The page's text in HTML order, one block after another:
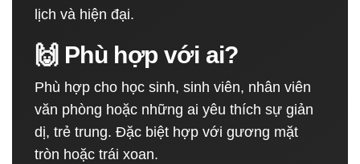
lịch và hiện đại.
🙌 Phù hợp với ai?
Phù hợp cho học sinh, sinh viên, nhân viên
văn phòng hoặc những ai yêu thích sự giản
dị, trẻ trung. Đặc biệt hợp với gương mặt
tròn hoặc trái xoan.